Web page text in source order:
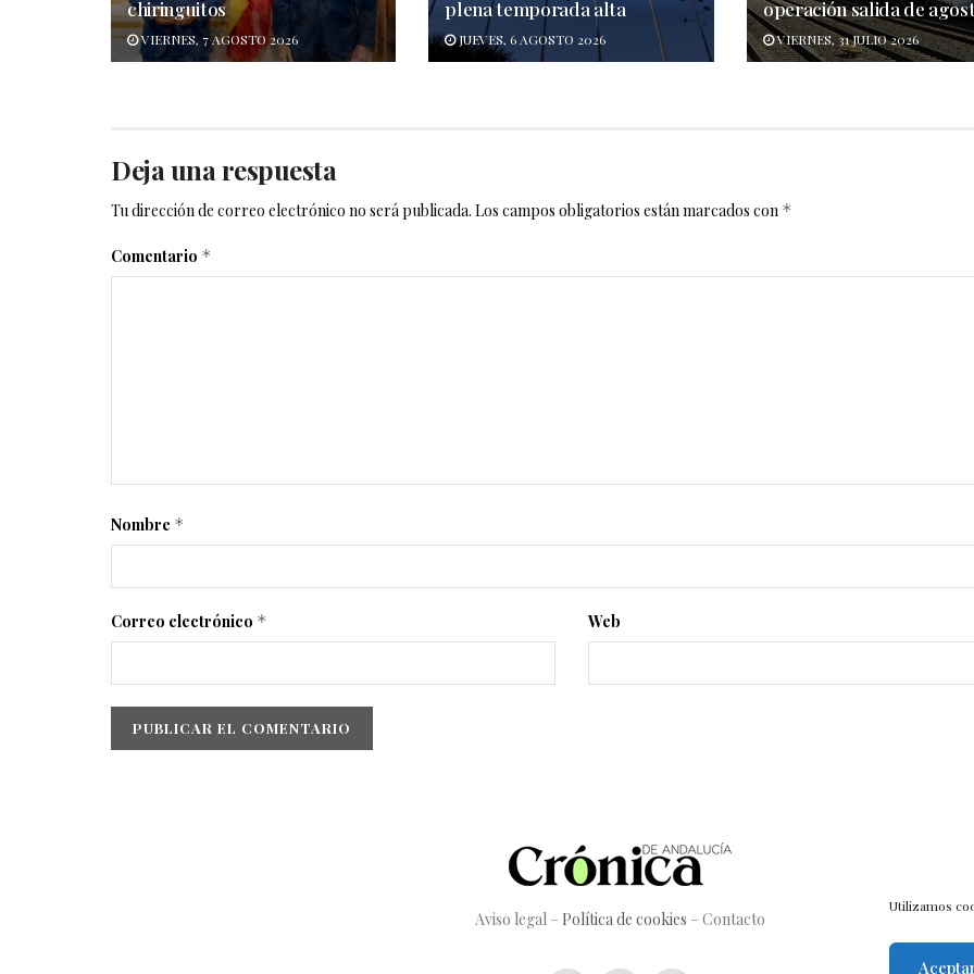
Utilizamos
chiringuitos
VIERNES, 7 AGOSTO 2026
plena temporada alta
JUEVES, 6 AGOSTO 2026
operación salida de
VIERNES, 31 JULIO 2026
Deja una respuesta
Tu dirección de correo electrónico no será publicada. Los campos obligatorios están marcados con *
Comentario *
Nombre *
Correo electrónico * Web
Aviso legal– Política de cookies – Contacto